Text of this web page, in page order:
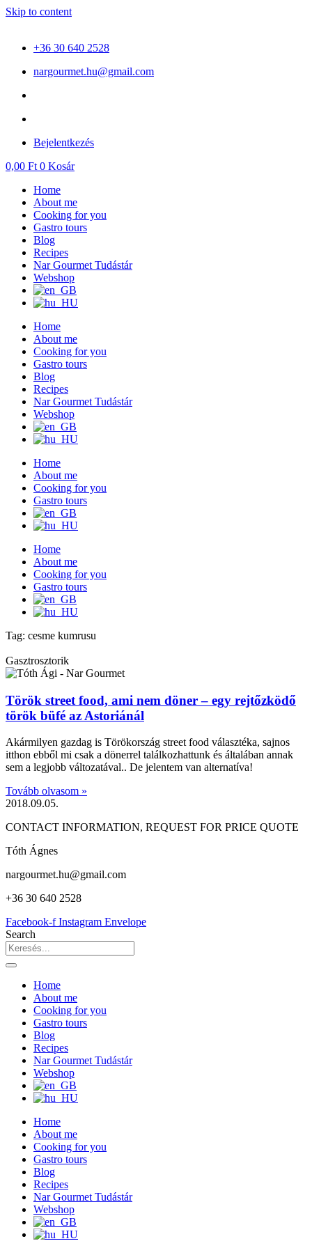
Skip to content
+36 30 640 2528
nargourmet.hu@gmail.com
Bejelentkezés
0,00 Ft 0 Kosár
Home
About me
Cooking for you
Gastro tours
Blog
Recipes
Nar Gourmet Tudástár
Webshop
Home
About me
Cooking for you
Gastro tours
Blog
Recipes
Nar Gourmet Tudástár
Webshop
Home
About me
Cooking for you
Gastro tours
Home
About me
Cooking for you
Gastro tours
Tag: cesme kumrusu
Gasztrosztorik
Török street food, ami nem döner – egy rejtőzködő
török büfé az Astoriánál
Akármilyen gazdag is Törökország street food választéka, sajnos
itthon ebből mi csak a dönerrel találkozhattunk és általában annak
sem a legjobb változatával.. De jelentem van alternatíva!
Tovább olvasom »
2018.09.05.
CONTACT INFORMATION, REQUEST FOR PRICE QUOTE
Tóth Ágnes
nargourmet.hu@gmail.com
+36 30 640 2528
Facebook-f Instagram Envelope
Search
Home
About me
Cooking for you
Gastro tours
Blog
Recipes
Nar Gourmet Tudástár
Webshop
Home
About me
Cooking for you
Gastro tours
Blog
Recipes
Nar Gourmet Tudástár
Webshop